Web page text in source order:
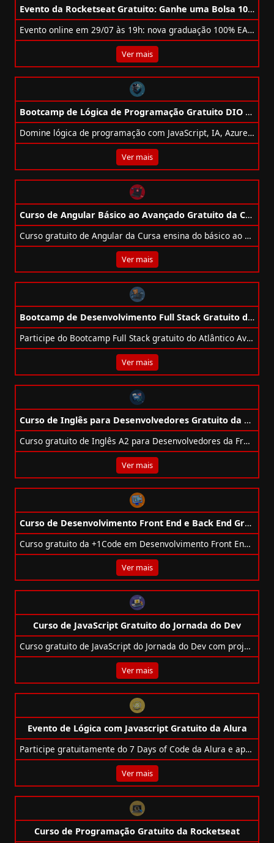
Evento da Rocketseat Gratuito: Ganhe uma Bolsa 100% para Graduação
Evento online em 29/07 às 19h: nova graduação 100% EAD Rocketseat + UniFECAF, bolsa 100%, skills mais valorizadas e vagas quentes!
Ver mais
Bootcamp de Lógica de Programação Gratuito DIO + Savegnago
Domine lógica de programação com JavaScript, IA, Azure e Prompt Engineering no bootcamp gratuito DIO + Savegnago!
Ver mais
Curso de Angular Básico ao Avançado Gratuito da Cursa
Curso gratuito de Angular da Cursa ensina do básico ao avançado com TypeScript, RxJS, rotas e muito mais.
Ver mais
Bootcamp de Desenvolvimento Full Stack Gratuito da Atlântico Avanti
Participe do Bootcamp Full Stack gratuito do Atlântico Avanti e aprenda do zero ao deploy com aulas ao vivo e conteúdos completos.
Ver mais
Curso de Inglês para Desenvolvedores Gratuito da FreeCodeCamp
Curso gratuito de Inglês A2 para Desenvolvedores da FreeCodeCamp com foco em vocabulário técnico e comunicação profissional.
Ver mais
Curso de Desenvolvimento Front End e Back End Gratuito da +1 Code
Curso gratuito da +1Code em Desenvolvimento Front End e Back End com trilhas práticas, soft skills e apoio para inserção no mercado de trabalho.
Ver mais
Curso de JavaScript Gratuito do Jornada do Dev
Curso gratuito de JavaScript do Jornada do Dev com projetos práticos e certificado para impulsionar sua carreira em programação web.
Ver mais
Evento de Lógica com Javascript Gratuito da Alura
Participe gratuitamente do 7 Days of Code da Alura e aprenda lógica com JavaScript em 7 desafios práticos para seu portfólio!
Ver mais
Curso de Programação Gratuito da Rocketseat